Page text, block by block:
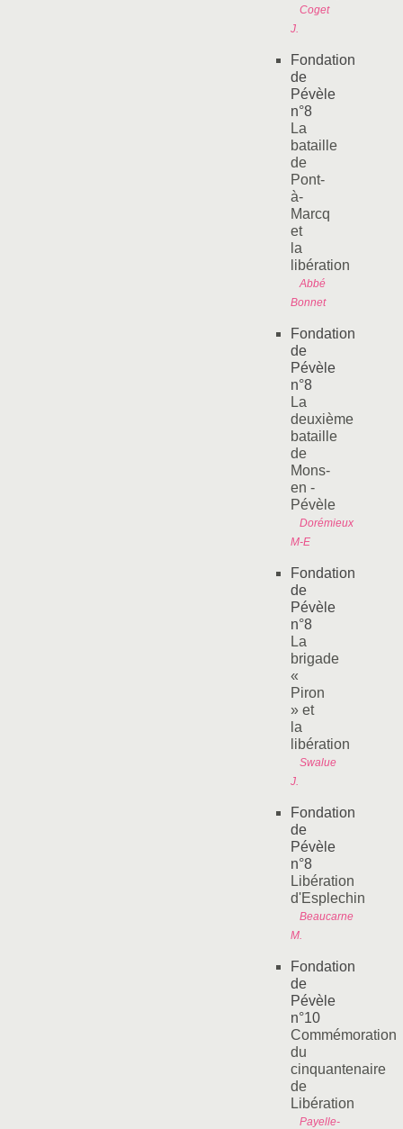
Coget
J.
Fondation
de
Pévèle
n°8
La
bataille
de
Pont-
à-
Marcq
et
la
libération
Abbé
Bonnet
Fondation
de
Pévèle
n°8
La
deuxième
bataille
de
Mons-
en -
Pévèle
Dorémieux
M-E
Fondation
de
Pévèle
n°8
La
brigade
«
Piron
» et
la
libération
Swalue
J.
Fondation
de
Pévèle
n°8
Libération
d'Esplechin
Beaucarne
M.
Fondation
de
Pévèle
n°10
Commémoration
du
cinquantenaire
de
Libération
Payelle-